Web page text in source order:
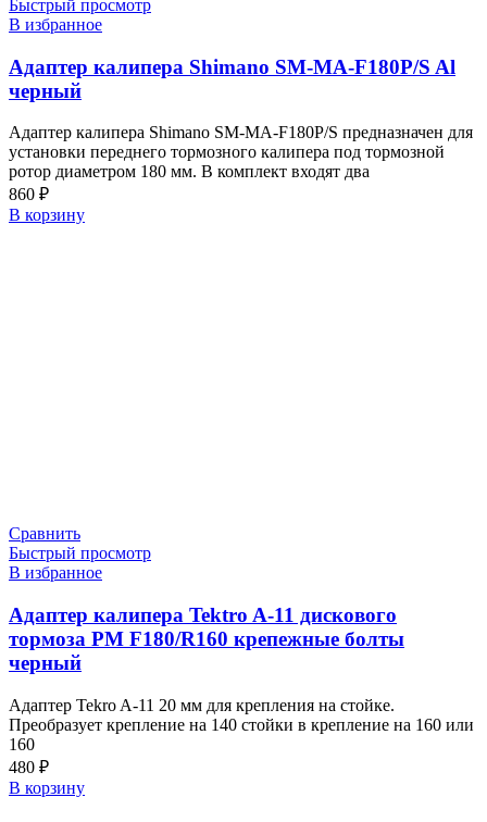
Быстрый просмотр
В избранное
Адаптер калипера Shimano SM-MA-F180P/S Al
черный
Адаптер калипера Shimano SM-MA-F180P/S предназначен для
установки переднего тормозного калипера под тормозной
ротор диаметром 180 мм. В комплект входят два
860 ₽
В корзину
Сравнить
Быстрый просмотр
В избранное
Адаптер калипера Tektro A-11 дискового
тормоза PM F180/R160 крепежные болты
черный
Адаптер Tekro A-11 20 мм для крепления на стойке.
Преобразует крепление на 140 стойки в крепление на 160 или
160
480 ₽
В корзину